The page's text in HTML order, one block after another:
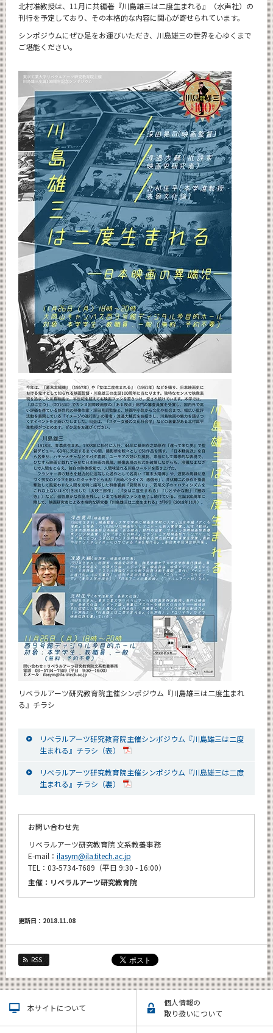
北村准教授は、11月に共編著『川島雄三は二度生まれる』（水声社）の
刊行を予定しており、その本格的な内容に関心が寄せられています。
シンポジウムにぜひ足をお運びいただき、川島雄三の世界を心ゆくまで
ご堪能ください。
リベラルアーツ研究教育院主催シンポジウム『川島雄三は二度生まれ
る』チラシ
リベラルアーツ研究教育院主催シンポジウム『川島雄三は二度
生まれる』チラシ（表）
リベラルアーツ研究教育院主催シンポジウム『川島雄三は二度
生まれる』チラシ（裏）
お問い合わせ先
リベラルアーツ研究教育院 文系教養事務
E-mail： ilasym@ila.titech.ac.jp
TEL：03-5734-7689（平日 9:30 - 16:00）
主催：リベラルアーツ研究教育院
更新日：2018.11.08
RSS
本サイトについて
個人情報の
取り扱いについて